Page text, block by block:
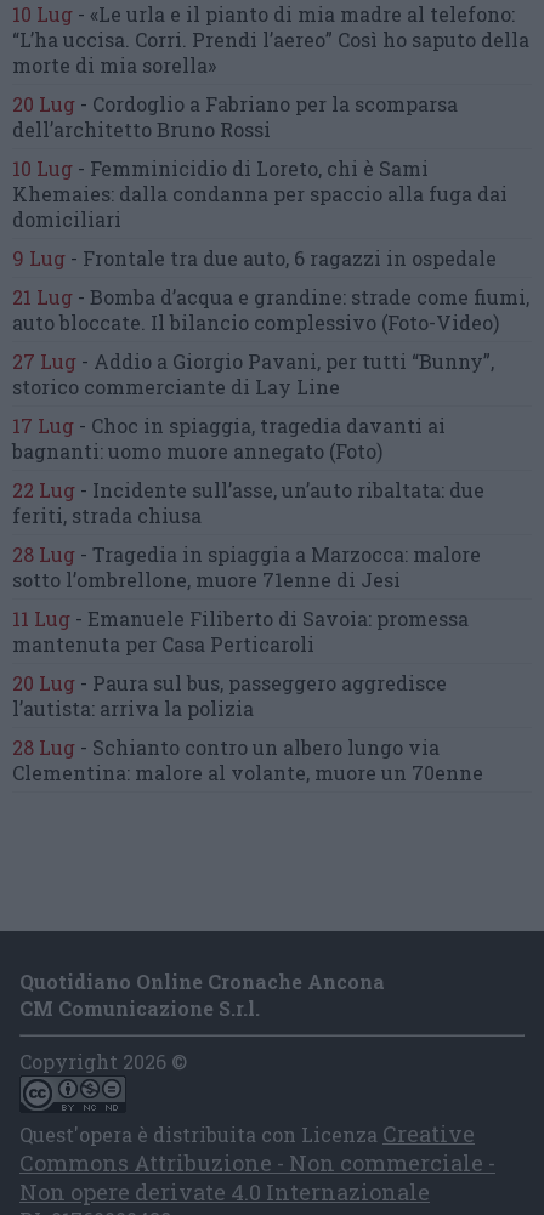
10 Lug - «Le urla e il pianto di mia madre al telefono:
“L’ha uccisa. Corri. Prendi l’aereo” Così ho saputo della
morte di mia sorella»
20 Lug - Cordoglio a Fabriano per la scomparsa
dell’architetto Bruno Rossi
10 Lug - Femminicidio di Loreto, chi è Sami
Khemaies: dalla condanna per spaccio alla fuga dai
domiciliari
9 Lug - Frontale tra due auto, 6 ragazzi in ospedale
21 Lug - Bomba d’acqua e grandine: strade come fiumi,
auto bloccate. Il bilancio complessivo (Foto-Video)
27 Lug - Addio a Giorgio Pavani, per tutti “Bunny”,
storico commerciante di Lay Line
17 Lug - Choc in spiaggia, tragedia davanti ai
bagnanti:uomo muore annegato (Foto)
22 Lug - Incidente sull’asse, un’auto ribaltata: due
feriti, strada chiusa
28 Lug - Tragedia in spiaggia a Marzocca: malore
sotto l’ombrellone, muore 71enne di Jesi
11 Lug - Emanuele Filiberto di Savoia: promessa
mantenuta per Casa Perticaroli
20 Lug - Paura sul bus, passeggero aggredisce
l’autista: arriva la polizia
28 Lug - Schianto contro un albero lungo via
Clementina: malore al volante, muore un 70enne
Quotidiano Online Cronache Ancona
CM Comunicazione S.r.l.
Copyright 2026 ©
Quest'opera è distribuita con Licenza Creative
Commons Attribuzione - Non commerciale -
Non opere derivate 4.0 Internazionale